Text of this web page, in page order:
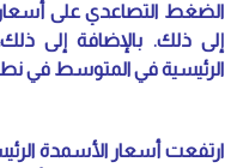
الضغط التصاعدي على أسعار
إلى ذلك. بالإضافة إلى
الرئيسية في المتوسط في نطاق 2-4% على